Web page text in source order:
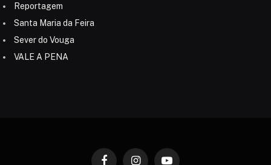
Reportagem
Santa Maria da Feira
Sever do Vouga
VALE A PENA